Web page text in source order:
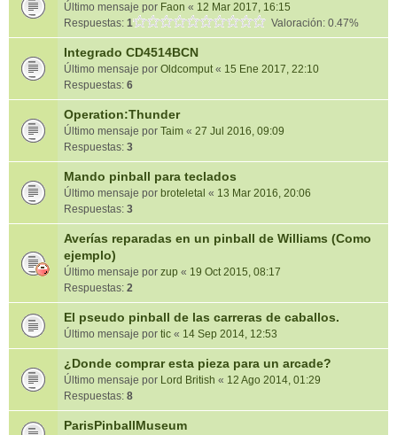
Último mensaje por Faon « 12 Mar 2017, 16:15
Respuestas: 1 Valoración: 0.47%
Integrado CD4514BCN
Último mensaje por Oldcomput« 15 Ene 2017, 22:10
Respuestas: 6
Operation:Thunder
Último mensaje por Taim « 27 Jul 2016, 09:09
Respuestas: 3
Mando pinball para teclados
Último mensaje por broteletal « 13 Mar 2016, 20:06
Respuestas: 3
Averías reparadas en un pinball de Williams (Como
ejemplo)
Último mensaje por zup « 19 Oct 2015, 08:17
Respuestas: 2
El pseudo pinball de las carreras de caballos.
Último mensaje por tic « 14 Sep 2014, 12:53
¿Donde comprar esta pieza para un arcade?
Último mensaje por Lord British « 12 Ago 2014, 01:29
Respuestas: 8
ParisPinballMuseum